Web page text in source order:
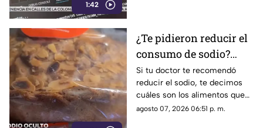
1:42
¿Te pidieron reducir el
consumo de sodio?
Estos son los alimentos
que debes EVITAR
Si tu doctor te recomendó
reducir el sodio, te decimos
cuáles son los alimentos que
debes dejar de consumir de
agosto 07, 2026 06:51 p. m.